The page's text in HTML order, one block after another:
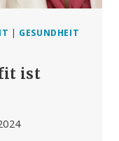
| GESUNDHEIT
ist